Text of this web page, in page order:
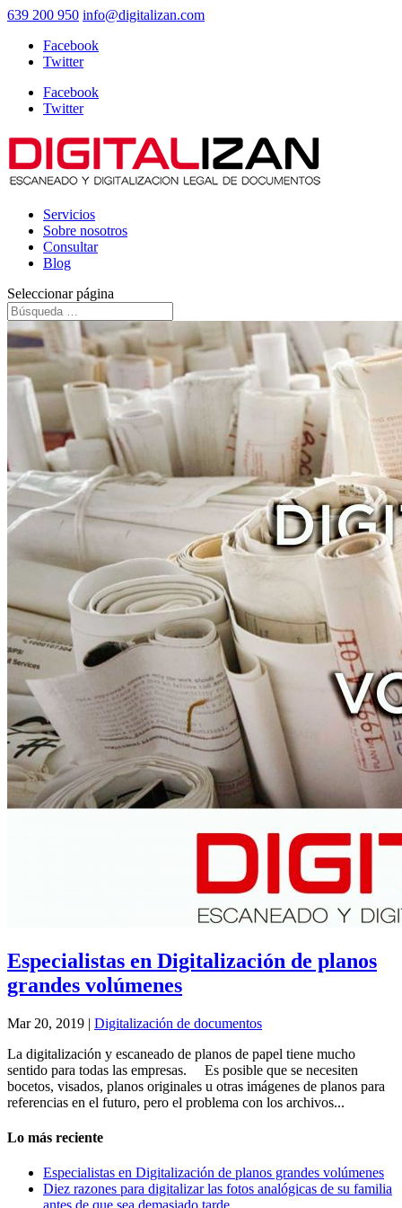
639 200 950 info@digitalizan.com
Facebook
Twitter
Facebook
Twitter
Servicios
Sobre nosotros
Consultar
Blog
Seleccionar página
Especialistas en Digitalización de planos
grandes volúmenes
Mar 20, 2019 | Digitalización de documentos
La digitalización y escaneado de planos de papel tiene mucho
sentido para todas las empresas. Es posible que se necesiten
bocetos, visados, planos originales u otras imágenes de planos para
referencias en el futuro, pero el problema con los archivos...
Lo más reciente
Especialistas en Digitalización de planos grandes volúmenes
Diez razones para digitalizar las fotos analógicas de su familia